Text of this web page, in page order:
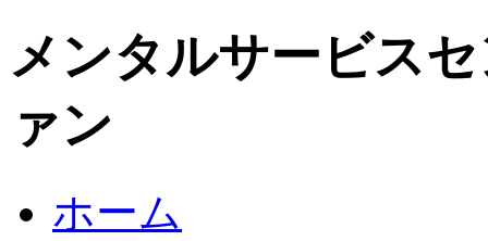
メンタルサービス
ァン
ホーム